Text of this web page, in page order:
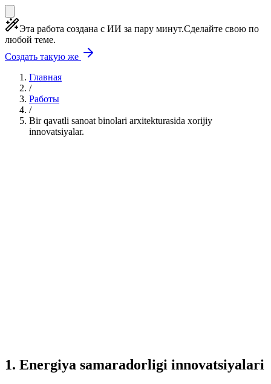
Эта работа создана с ИИ за пару минут.Сделайте свою по
любой теме.
Создать такую же
Главная
/
Работы
/
Bir qavatli sanoat binolari arxitekturasida xorijiy
innovatsiyalar.
1. Energiya samaradorligi innovatsiyalari